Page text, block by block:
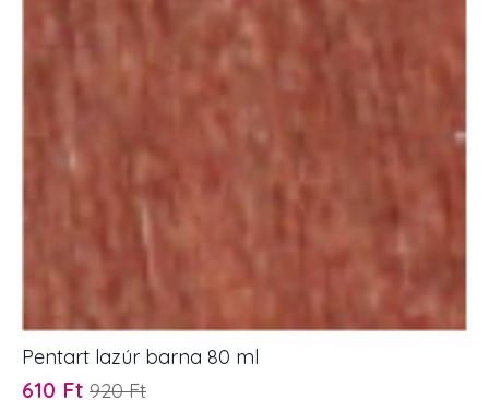
Pentart lazúr barna 80 ml
920Ft
610 Ft